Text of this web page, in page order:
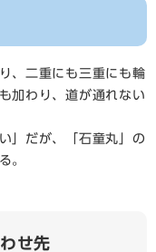
、二重にも三重にも輪
加わり、道が通れない
」だが、「石童丸」の
。
せ先